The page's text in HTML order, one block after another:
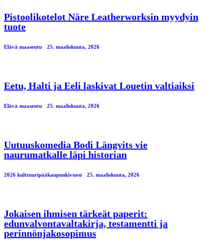
Pistoolikotelot Näre Leatherworksin myydyin
tuote
Elävä maaseutu 25. maaliskuuta, 2026
Eetu, Halti ja Eeli laskivat Louetin valtiaiksi
Elävä maaseutu 25. maaliskuuta, 2026
Uutuuskomedia Bodi Längvits vie
naurumatkalle läpi historian
2026 kulttuuripääkaupunkivuosi 25. maaliskuuta, 2026
Jokaisen ihmisen tärkeät paperit:
edunvalvontavaltakirja, testamentti ja
perinnönjakosopimus